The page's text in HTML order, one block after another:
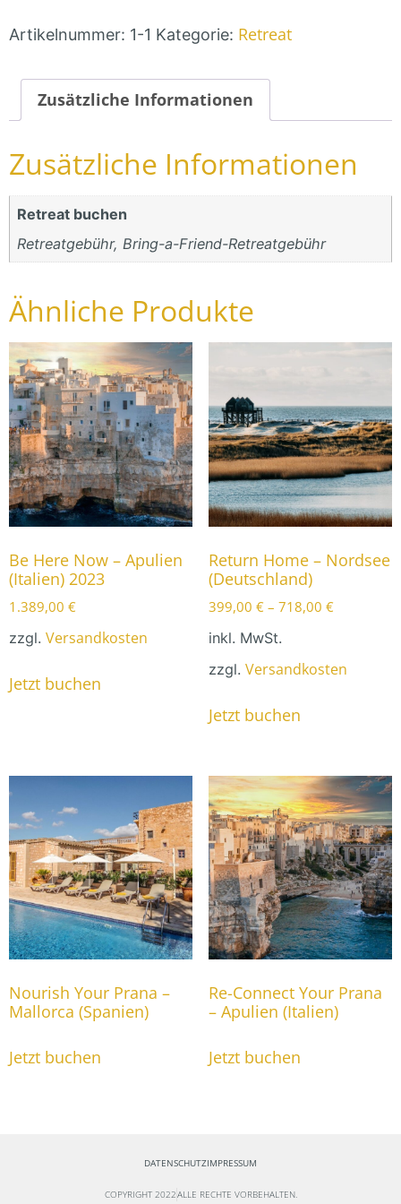
Artikelnummer: 1-1 Kategorie: Retreat
Zusätzliche Informationen
Zusätzliche Informationen
Retreat buchen
Retreatgebühr, Bring-a-Friend-Retreatgebühr
Ähnliche Produkte
Be Here Now – Apulien
(Italien) 2023
1.389,00 €
zzgl. Versandkosten
Jetzt buchen
Return Home – Nordsee
(Deutschland)
399,00 €– 718,00 €
inkl. MwSt.
zzgl. Versandkosten
Jetzt buchen
Nourish Your Prana –
Mallorca (Spanien)
Jetzt buchen
Re-Connect Your Prana
– Apulien (Italien)
Jetzt buchen
DATENSCHUTZIMPRESSUM
COPYRIGHT 2022ALLE RECHTE VORBEHALTEN.